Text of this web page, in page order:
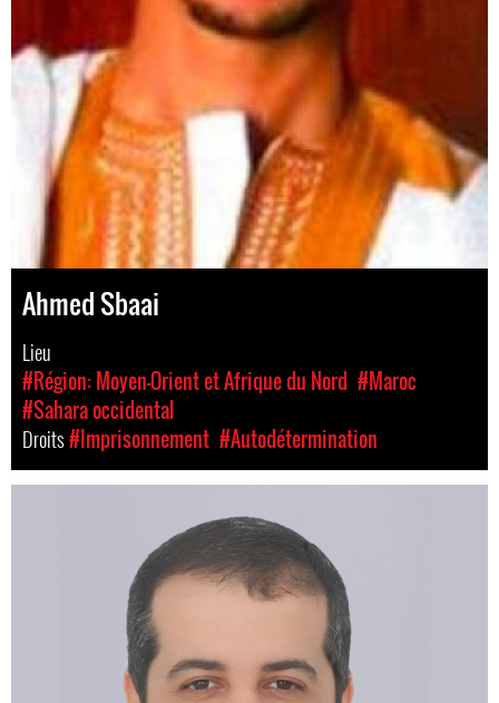
Ahmed Sbaai
Lieu
#Région: Moyen-Orient et Afrique du Nord #Maroc
#Sahara occidental
Droits#Imprisonnement #Autodétermination